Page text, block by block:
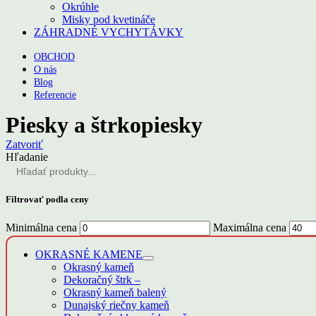
Okrúhle
Misky pod kvetináče
ZÁHRADNÉ VYCHYTÁVKY
OBCHOD
O nás
Blog
Referencie
Piesky a štrkopiesky
Zatvoriť
Hľadanie
Filtrovať podla ceny
Minimálna cena Maximálna cena
OKRASNÉ KAMENE
Okrasný kameň
Dekoračný štrk –
Okrasný kameň balený
Dunajský riečny kameň